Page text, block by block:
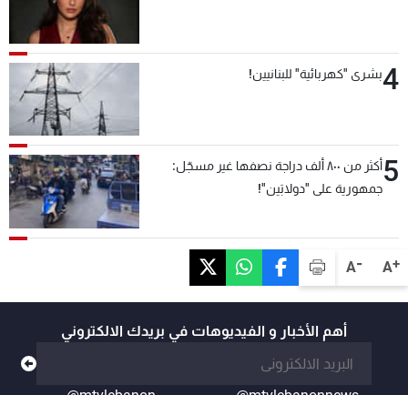
A+
A-
4بشرى "كهربائية" للبنانيين!
5
أكثر من ٨٠٠ ألف دراجة نصفها غير مسجّل:
جمهورية على "دولابَين"!
أهم الأخبار و الفيديوهات في بريدك الالكتروني